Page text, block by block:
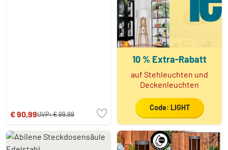
€ 90,99UVP:€ 99,99
10 % Extra-Rabatt
auf Stehleuchten und
Deckenleuchten
Code: LIGHT